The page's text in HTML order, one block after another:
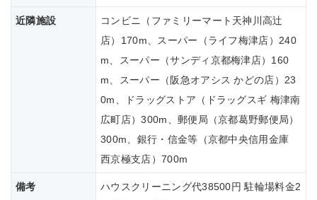
近隣施設
コンビニ（ファミリーマート天神川高辻
店）170m、スーパー（ライフ梅津店）240
m、スーパー（サンディ京都梅津店）160
m、スーパー（阪急オアシス かどの店）23
0m、ドラッグストア（ドラッグスギ 梅津南
広町店）300m、郵便局（京都葛野郵便局）
300m、銀行・信金等（京都中央信用金庫
西京極支店）700m
備考
ハウスクリーニング代38500円 駐輪場料金2